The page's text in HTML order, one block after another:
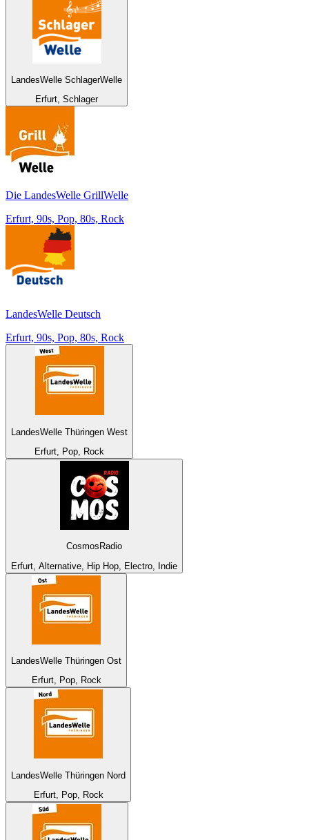
LandesWelle SchlagerWelle
Erfurt, Schlager
Die LandesWelle GrillWelle
Erfurt, 90s, Pop, 80s, Rock
LandesWelle Deutsch
Erfurt, 90s, Pop, 80s, Rock
LandesWelle Thüringen West
Erfurt, Pop, Rock
CosmosRadio
Erfurt, Alternative, Hip Hop, Electro, Indie
LandesWelle Thüringen Ost
Erfurt, Pop, Rock
LandesWelle Thüringen Nord
Erfurt, Pop, Rock